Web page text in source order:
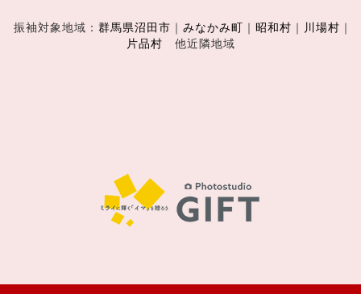
振袖対象地域： 群馬県沼田市 ｜ みなかみ町 ｜ 昭和村 ｜ 川場村 ｜
片品村 他近隣地域